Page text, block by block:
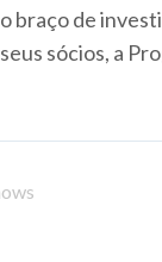
braço de
sócios, a